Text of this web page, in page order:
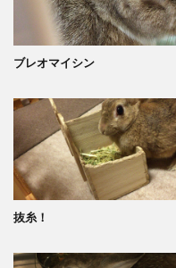
ブレオマイシン
抜糸！